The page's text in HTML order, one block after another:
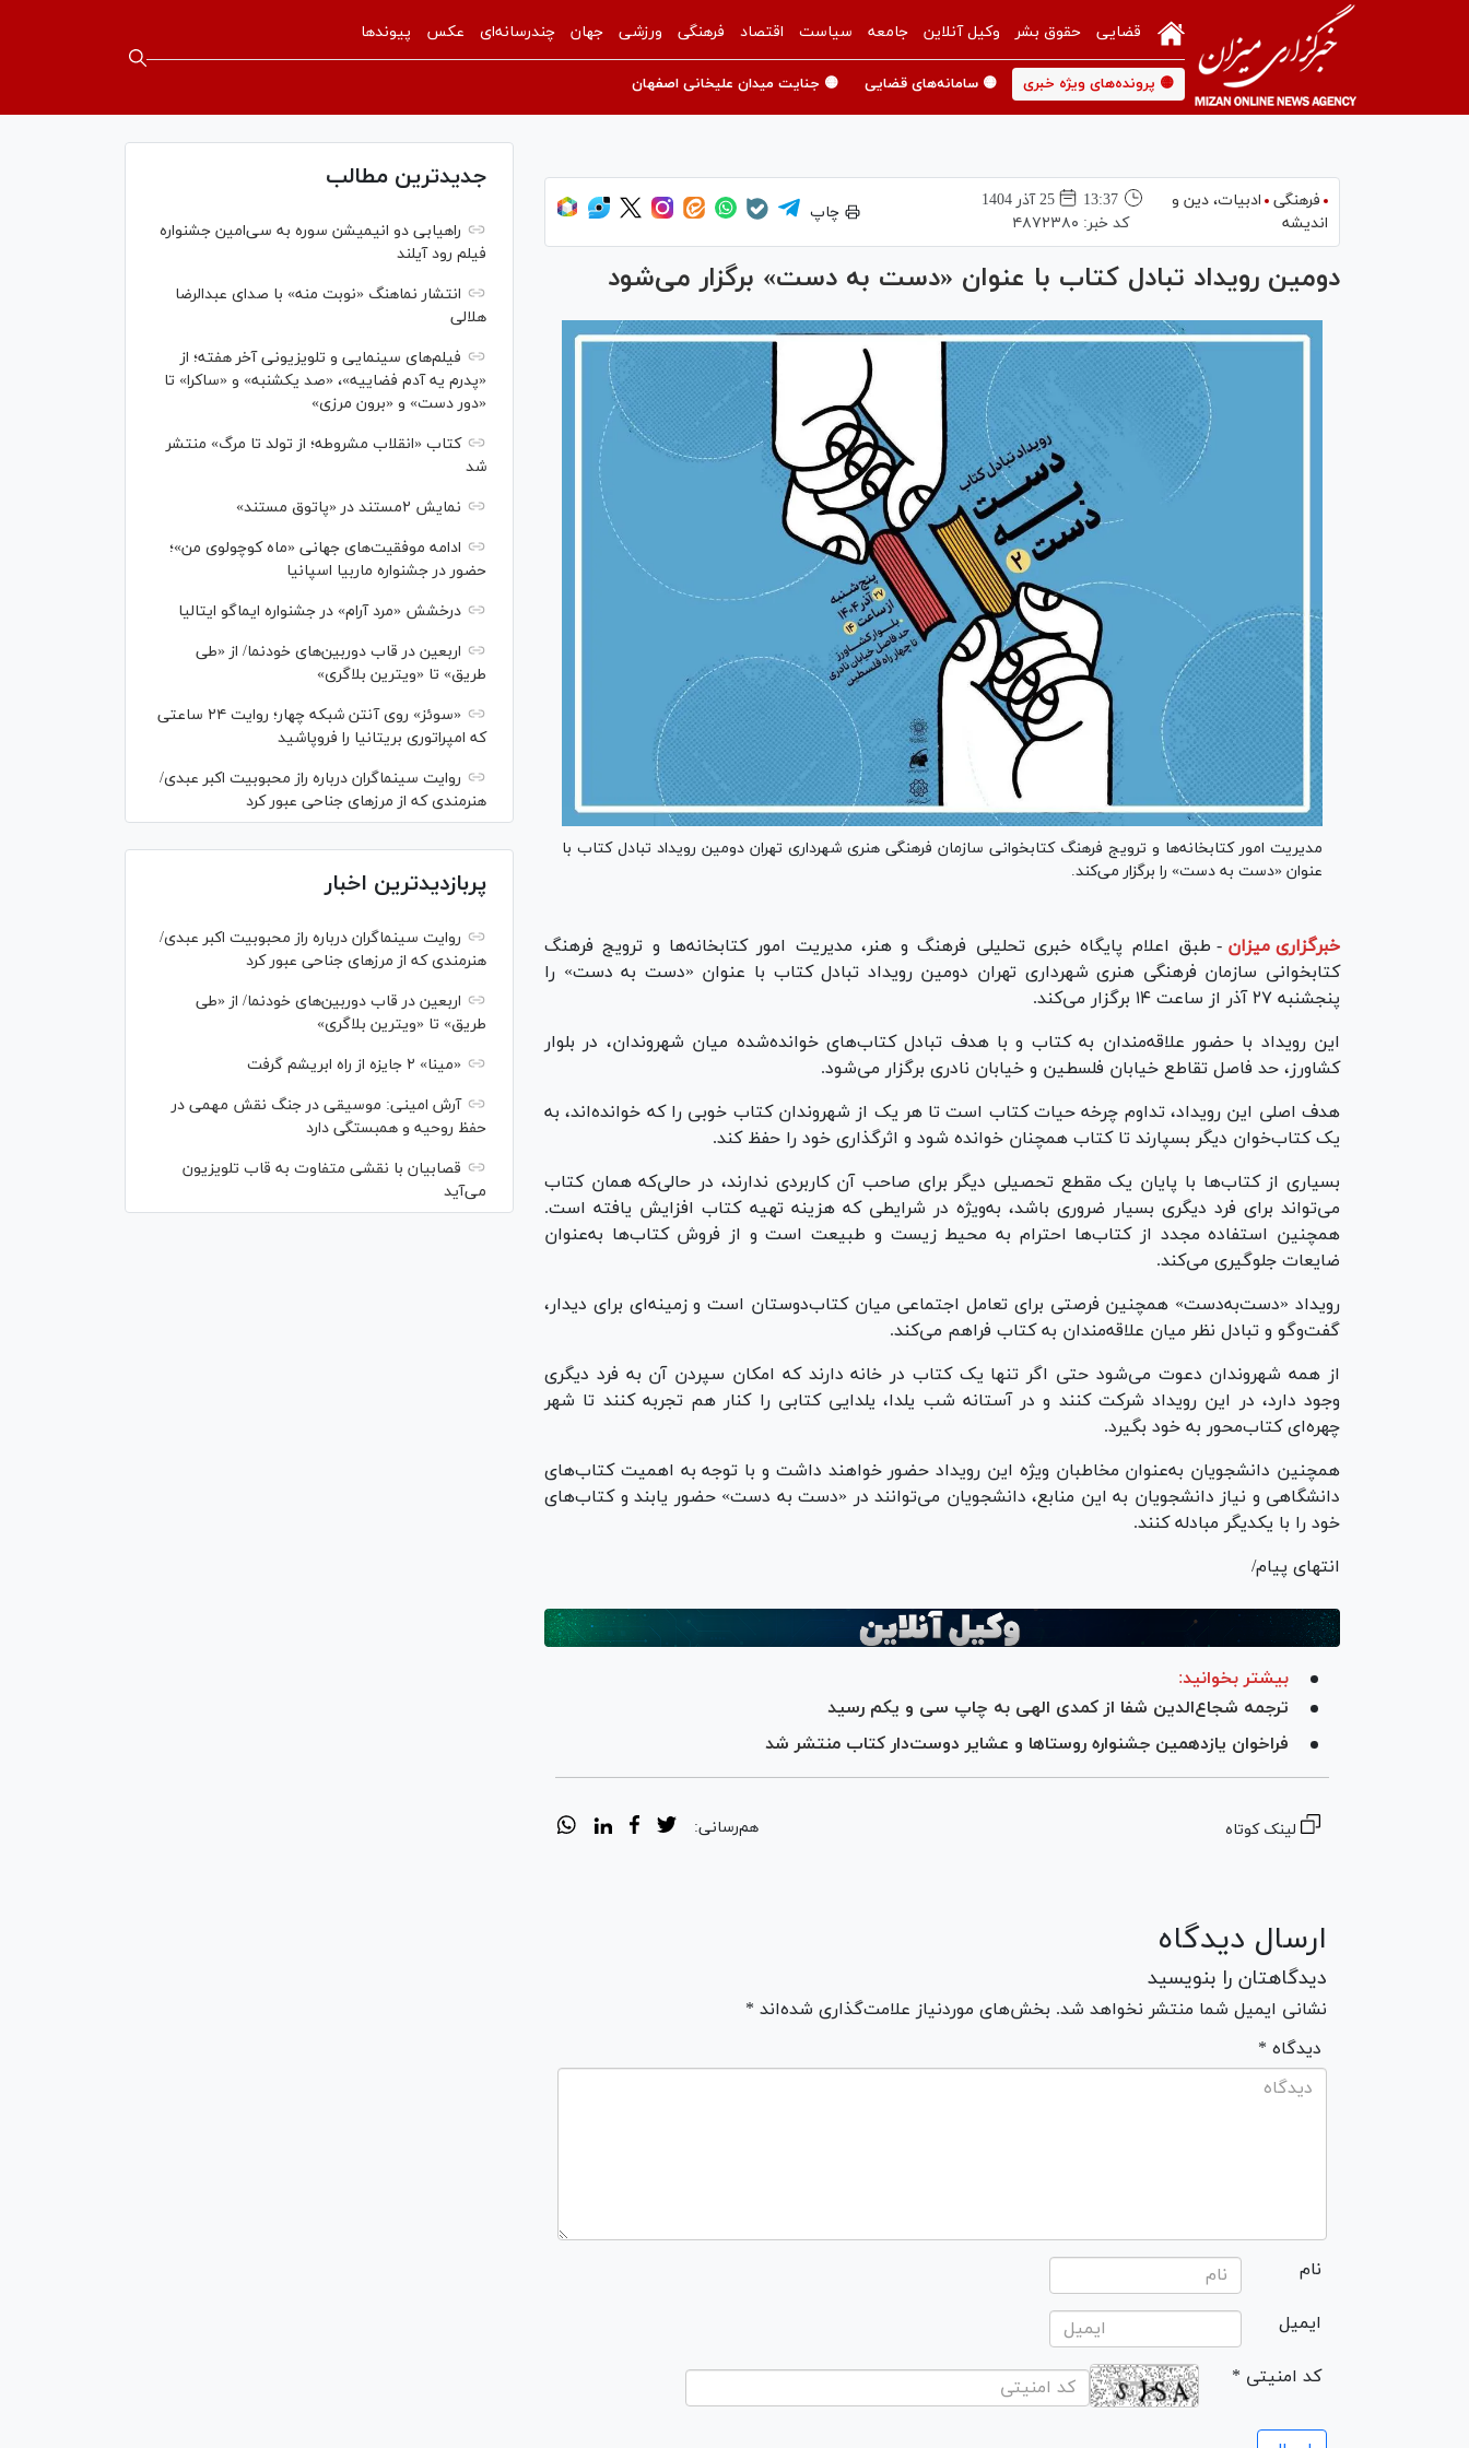
قضایی حقوق بشر وکیل آنلاین جامعه سیاست اقتصاد فرهنگی ورزشی جهان چندرسانه‌ای عکس پیوندها
🟡 پرونده‌های ویژه خبری 🟡 سامانه‌های قضایی 🟡 جنایت میدان علیخانی اصفهان
فرهنگی
ادبیات، دین و
اندیشه
13:37
25 آذر 1404
کد خبر: ۴۸۷۲۳۸۰
چاپ
دومین رویداد تبادل کتاب با عنوان «دست به دست» برگزار می‌شود
مدیریت امور کتابخانه‌ها و ترویج فرهنگ کتابخوانی سازمان فرهنگی هنری شهرداری تهران دومین رویداد تبادل کتاب با
عنوان «دست به دست» را برگزار می‌کند.
خبرگزاری میزان - طبق اعلام پایگاه خبری تحلیلی فرهنگ و هنر، مدیریت امور کتابخانه‌ها و ترویج فرهنگ
کتابخوانی سازمان فرهنگی هنری شهرداری تهران دومین رویداد تبادل کتاب با عنوان «دست به دست» را
پنجشنبه ۲۷ آذر از ساعت ۱۴ برگزار می‌کند.
این رویداد با حضور علاقه‌مندان به کتاب و با هدف تبادل کتاب‌های خوانده‌شده میان شهروندان، در بلوار
کشاورز، حد فاصل تقاطع خیابان فلسطین و خیابان نادری برگزار می‌شود.
هدف اصلی این رویداد، تداوم چرخه حیات کتاب است تا هر یک از شهروندان کتاب خوبی را که خوانده‌اند، به
یک کتاب‌خوان دیگر بسپارند تا کتاب همچنان خوانده شود و اثرگذاری خود را حفظ کند.
بسیاری از کتاب‌ها با پایان یک مقطع تحصیلی دیگر برای صاحب آن کاربردی ندارند، در حالی‌که همان کتاب
می‌تواند برای فرد دیگری بسیار ضروری باشد، به‌ویژه در شرایطی که هزینه تهیه کتاب افزایش یافته است.
همچنین استفاده مجدد از کتاب‌ها احترام به محیط زیست و طبیعت است و از فروش کتاب‌ها به‌عنوان
ضایعات جلوگیری می‌کند.
رویداد «دست‌به‌دست» همچنین فرصتی برای تعامل اجتماعی میان کتاب‌دوستان است و زمینه‌ای برای دیدار،
گفت‌و‌گو و تبادل نظر میان علاقه‌مندان به کتاب فراهم می‌کند.
از همه شهروندان دعوت می‌شود حتی اگر تنها یک کتاب در خانه دارند که امکان سپردن آن به فرد دیگری
وجود دارد، در این رویداد شرکت کنند و در آستانه شب یلدا، یلدایی کتابی را کنار هم تجربه کنند تا شهر
چهره‌ای کتاب‌محور به خود بگیرد.
همچنین دانشجویان به‌عنوان مخاطبان ویژه این رویداد حضور خواهند داشت و با توجه به اهمیت کتاب‌های
دانشگاهی و نیاز دانشجویان به این منابع، دانشجویان می‌توانند در «دست به دست» حضور یابند و کتاب‌های
خود را با یکدیگر مبادله کنند.
انتهای پیام/
بیشتر بخوانید:
ترجمه شجاع‌الدین شفا از کمدی الهی به چاپ سی و یکم رسید
فراخوان یازدهمین جشنواره روستاها و عشایر دوست‌دار کتاب منتشر شد
لینک کوتاه هم‌رسانی:
ارسال دیدگاه
دیدگاهتان را بنویسید
نشانی ایمیل شما منتشر نخواهد شد. بخش‌های موردنیاز علامت‌گذاری شده‌اند *
* دیدگاه
نام
ایمیل
* کد امنیتی
جدیدترین مطالب
راهیابی دو انیمیشن سوره به سی‌امین جشنواره
فیلم رود آیلند
انتشار نماهنگ «نوبت منه» با صدای عبدالرضا
هلالی
فیلم‌های سینمایی و تلویزیونی آخر هفته؛ از
«پدرم یه آدم فضاییه»، «صد یکشنبه» و «ساکرا» تا
«دور دست» و «برون مرزی»
کتاب «انقلاب مشروطه؛ از تولد تا مرگ» منتشر
شد
نمایش ۲مستند در «پاتوق مستند»
ادامه موفقیت‌های جهانی «ماه کوچولوی من»؛
حضور در جشنواره ماربیا اسپانیا
درخشش «مرد آرام» در جشنواره ایماگو ایتالیا
اربعین در قاب دوربین‌های خودنما/ از «طی
طریق» تا «ویترین بلاگری»
«سوئز» روی آنتن شبکه چهار؛ روایت ۲۴ ساعتی
که امپراتوری بریتانیا را فروپاشید
روایت سینماگران درباره راز محبوبیت اکبر عبدی/
هنرمندی که از مرزهای جناحی عبور کرد
پربازدیدترین اخبار
روایت سینماگران درباره راز محبوبیت اکبر عبدی/
هنرمندی که از مرزهای جناحی عبور کرد
اربعین در قاب دوربین‌های خودنما/ از «طی
طریق» تا «ویترین بلاگری»
«مینا» ۲ جایزه از راه ابریشم گرفت
آرش امینی: موسیقی در جنگ نقش مهمی در
حفظ روحیه و همبستگی دارد
قصابیان با نقشی متفاوت به قاب تلویزیون
می‌آید